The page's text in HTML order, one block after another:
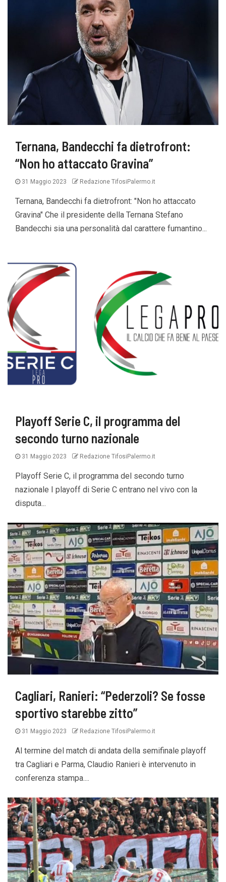
Ternana, Bandecchi fa dietrofront:
“Non ho attaccato Gravina”
31 Maggio 2023 Redazione TifosiPalermo.it
Ternana, Bandecchi fa dietrofront: "Non ho attaccato
Gravina" Che il presidente della Ternana Stefano
Bandecchi sia una personalità dal carattere fumantino...
Playoff Serie C, il programma del
secondo turno nazionale
31 Maggio 2023 Redazione TifosiPalermo.it
Playoff Serie C, il programma del secondo turno
nazionale I playoff di Serie C entrano nel vivo con la
disputa...
Cagliari, Ranieri: “Pederzoli? Se fosse
sportivo starebbe zitto”
31 Maggio 2023 Redazione TifosiPalermo.it
Al termine del match di andata della semifinale playoff
tra Cagliari e Parma, Claudio Ranieri è intervenuto in
conferenza stampa....